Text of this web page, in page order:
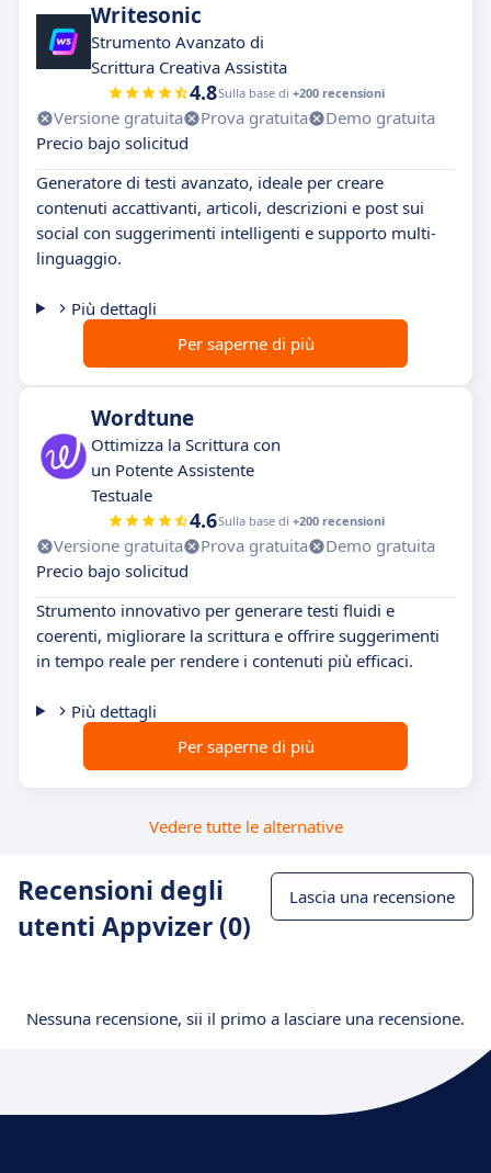
Writesonic
Strumento Avanzato di
Scrittura Creativa Assistita
4.8Sulla base di +200 recensioni
Versione gratuita Prova gratuita
Demo gratuita
Precio bajo solicitud
Generatore di testi avanzato, ideale per creare
contenuti accattivanti, articoli, descrizioni e post sui
social con suggerimenti intelligenti e supporto multi-
linguaggio.
Più dettagli
Per saperne di più
Wordtune
Ottimizza la Scrittura con
un Potente Assistente
Testuale
4.6Sulla base di +200 recensioni
Versione gratuita Prova gratuita
Demo gratuita
Precio bajo solicitud
Strumento innovativo per generare testi fluidi e
coerenti, migliorare la scrittura e offrire suggerimenti
in tempo reale per rendere i contenuti più efficaci.
Più dettagli
Per saperne di più
Vedere tutte le alternative
Recensioni degli
utenti Appvizer (0)
Lascia una recensione
Nessuna recensione, sii il primo a lasciare una recensione.